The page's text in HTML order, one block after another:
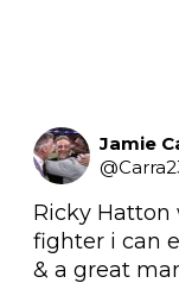
Jamie
@
Ricky
fighter i can
& a great